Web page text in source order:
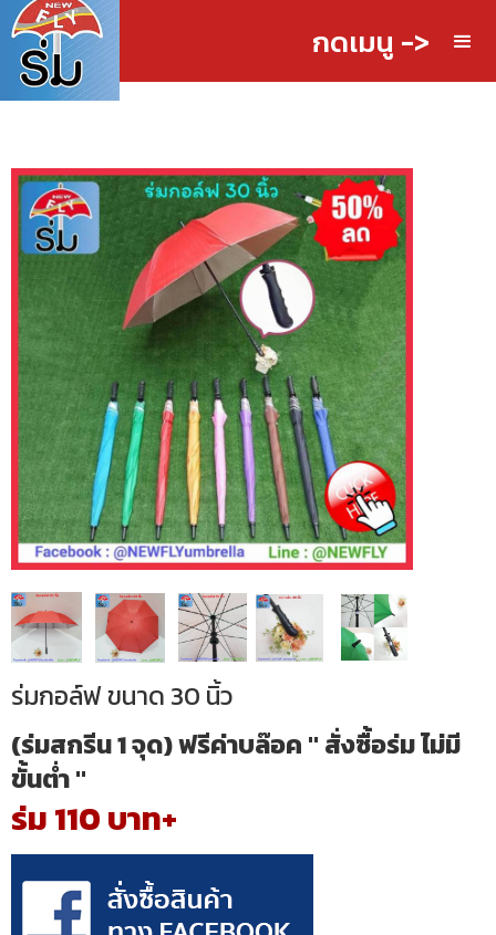
กดเมนู ->
ร่มกอล์ฟ ขนาด 30 นิ้ว
(ร่มสกรีน 1 จุด) ฟรีค่าบล๊อค " สั่งซื้อร่ม ไม่มี
ขั้นต่ำ "
ร่ม 110 บาท+